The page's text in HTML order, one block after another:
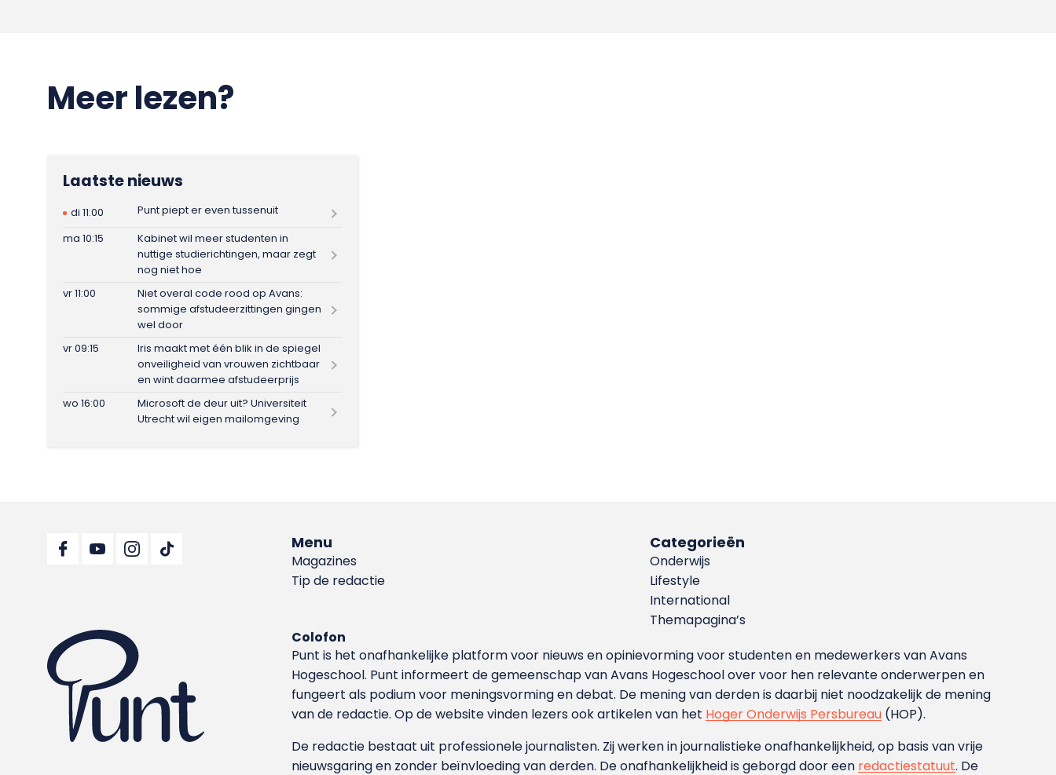
Meer lezen?
Laatste nieuws
di 11:00
Punt piept er even tussenuit
ma 10:15
Kabinet wil meer studenten in
nuttige studierichtingen, maar zegt
nog niet hoe
vr 11:00
Niet overal code rood op Avans:
sommige afstudeerzittingen gingen
wel door
vr 09:15
Iris maakt met één blik in de spiegel
onveiligheid van vrouwen zichtbaar
en wint daarmee afstudeerprijs
wo 16:00
Microsoft de deur uit? Universiteit
Utrecht wil eigen mailomgeving
Menu
Magazines
Tip de redactie
Categorieën
Onderwijs
Lifestyle
International
Themapagina’s
Colofon
Punt is het onafhankelijke platform voor nieuws en opinievorming voor studenten en medewerkers van Avans
Hoge­school. Punt informeert de gemeenschap van Avans Hogeschool over voor hen relevante onderwerpen en
fungeert als podium voor meningsvorming en debat. De mening van derden is daarbij niet noodzakelijk de mening
van de redactie. Op de website vinden lezers ook artikelen van het Hoger Onderwijs Persbureau (HOP).
De redactie bestaat uit professionele journalisten. Zij werken in journalistieke onafhankelijkheid, op basis van vrije
nieuwsgaring en zonder beïnvloeding van derden. De onafhankelijkheid is geborgd door een redactiestatuut. De